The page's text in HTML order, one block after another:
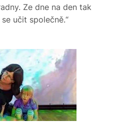
Ze dne na den tak
učit společně.“